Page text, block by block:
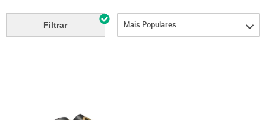
Filtrar Mais Populares